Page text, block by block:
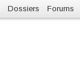
Dossiers Forums